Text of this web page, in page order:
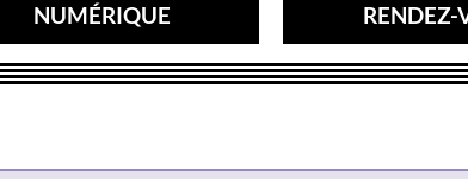
NUMÉRIQUE RENDEZ-